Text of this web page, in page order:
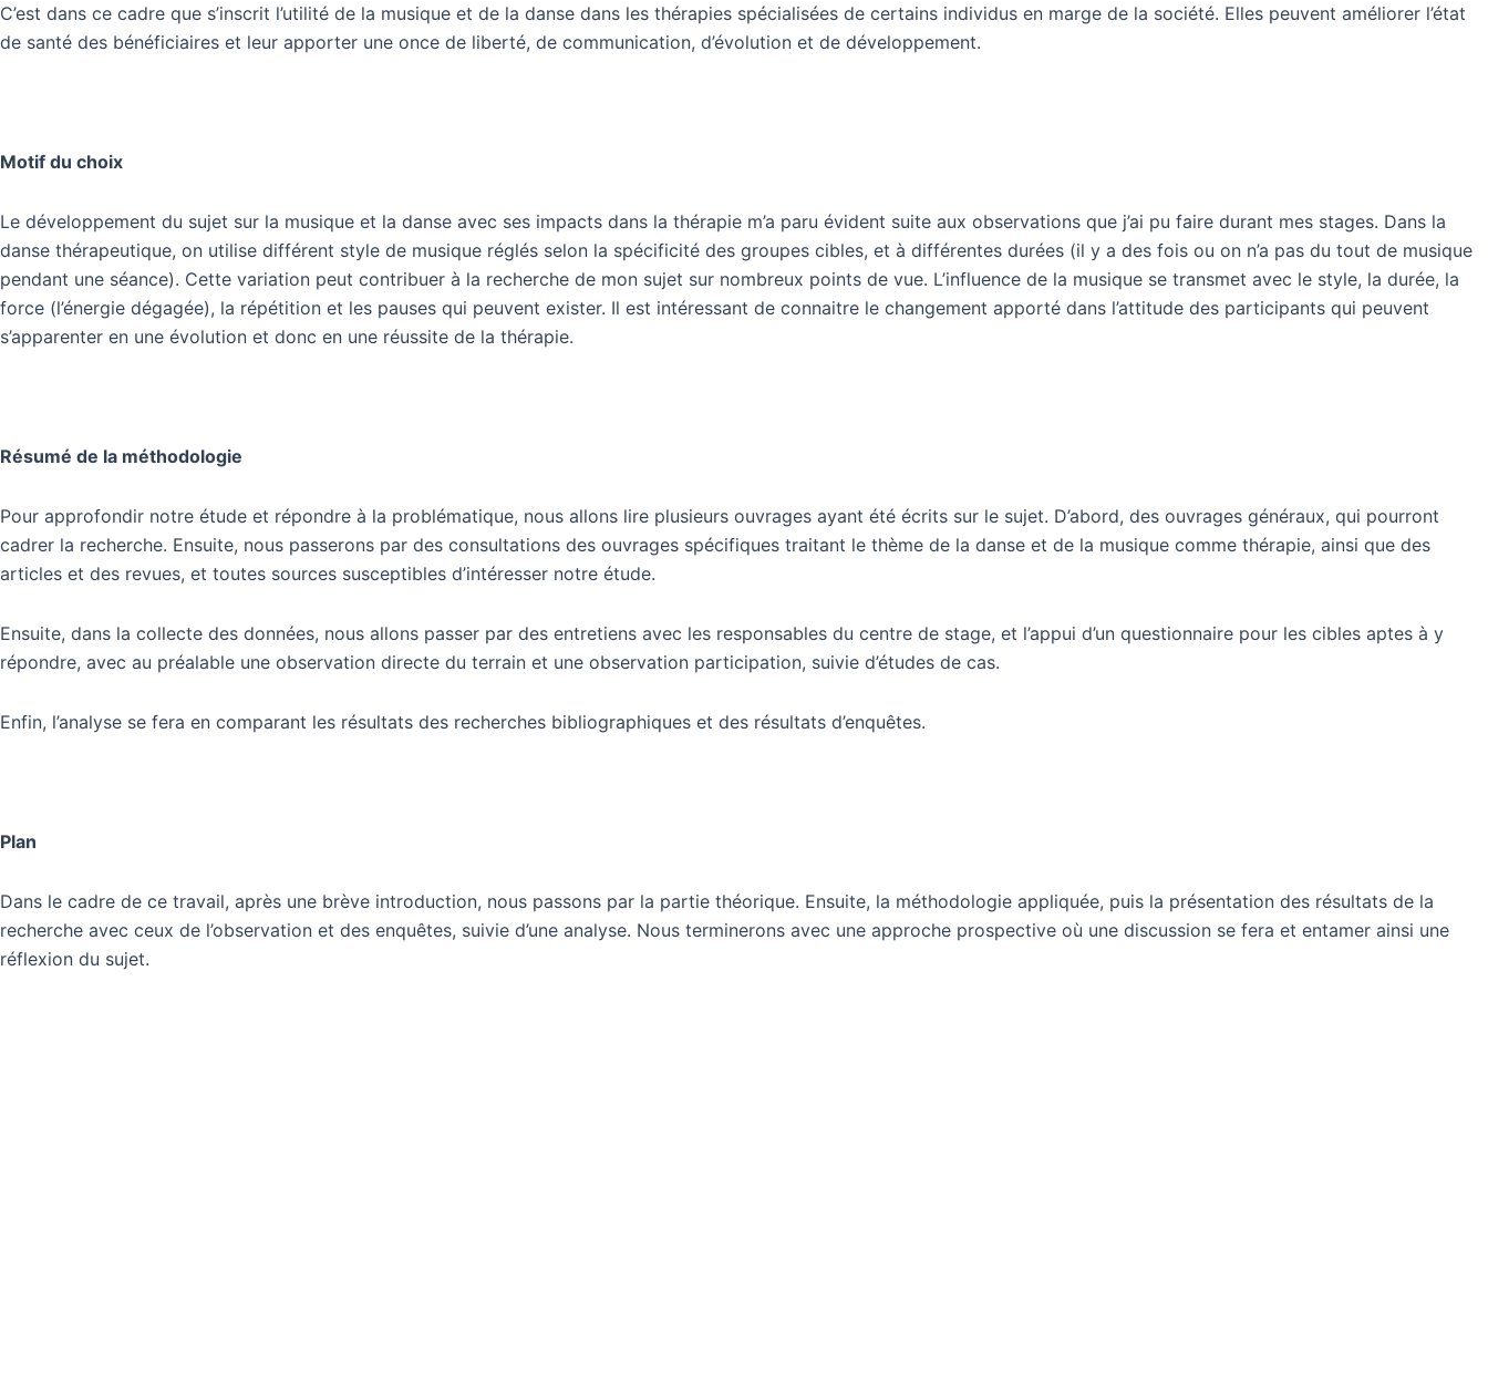
C’est dans ce cadre que s’inscrit l’utilité de la musique et de la danse dans les thérapies spécialisées de certains individus en marge de la société. Elles peuvent améliorer l’état
de santé des bénéficiaires et leur apporter une once de liberté, de communication, d’évolution et de développement.
Motif du choix
Le développement du sujet sur la musique et la danse avec ses impacts dans la thérapie m’a paru évident suite aux observations que j’ai pu faire durant mes stages. Dans la
danse thérapeutique, on utilise différent style de musique réglés selon la spécificité des groupes cibles, et à différentes durées (il y a des fois ou on n’a pas du tout de musique
pendant une séance). Cette variation peut contribuer à la recherche de mon sujet sur nombreux points de vue. L’influence de la musique se transmet avec le style, la durée, la
force (l’énergie dégagée), la répétition et les pauses qui peuvent exister. Il est intéressant de connaitre le changement apporté dans l’attitude des participants qui peuvent
s’apparenter en une évolution et donc en une réussite de la thérapie.
Résumé de la méthodologie
Pour approfondir notre étude et répondre à la problématique, nous allons lire plusieurs ouvrages ayant été écrits sur le sujet. D’abord, des ouvrages généraux, qui pourront
cadrer la recherche. Ensuite, nous passerons par des consultations des ouvrages spécifiques traitant le thème de la danse et de la musique comme thérapie, ainsi que des
articles et des revues, et toutes sources susceptibles d’intéresser notre étude.
Ensuite, dans la collecte des données, nous allons passer par des entretiens avec les responsables du centre de stage, et l’appui d’un questionnaire pour les cibles aptes à y
répondre, avec au préalable une observation directe du terrain et une observation participation, suivie d’études de cas.
Enfin, l’analyse se fera en comparant les résultats des recherches bibliographiques et des résultats d’enquêtes.
Plan
Dans le cadre de ce travail, après une brève introduction, nous passons par la partie théorique. Ensuite, la méthodologie appliquée, puis la présentation des résultats de la
recherche avec ceux de l’observation et des enquêtes, suivie d’une analyse. Nous terminerons avec une approche prospective où une discussion se fera et entamer ainsi une
réflexion du sujet.